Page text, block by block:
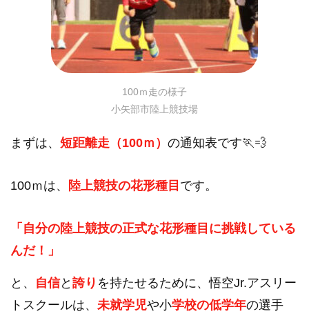
100ｍ走の様子
小矢部市陸上競技場
まずは、 短距離走（100ｍ） の通知表です🏃💨
100ｍは、 陸上競技の花形種目 です。
「自分の陸上競技の正式な花形種目に挑戦している
んだ！」
と、 自信と 誇り を持たせるために、悟空Jr.アスリー
トスクールは、 未就学児や小学校の低学年の選手